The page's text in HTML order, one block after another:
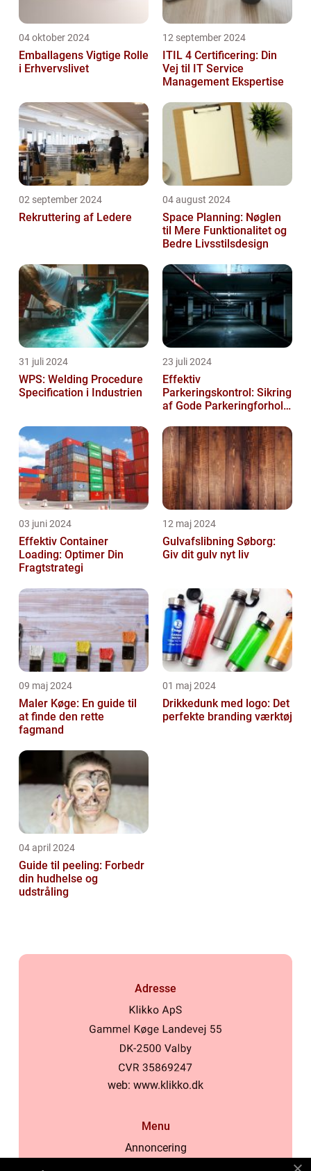
04 oktober 2024
Emballagens Vigtige Rolle
i Erhvervslivet
12 september 2024
ITIL 4 Certificering: Din
Vej til IT Service
Management Ekspertise
02 september 2024
Rekruttering af Ledere
04 august 2024
Space Planning: Nøglen
til Mere Funktionalitet og
Bedre Livsstilsdesign
31 juli 2024
WPS: Welding Procedure
Specification i Industrien
23 juli 2024
Effektiv
Parkeringskontrol: Sikring
af Gode Parkeringforhold
03 juni 2024
Effektiv Container
Loading: Optimer Din
Fragtstrategi
12 maj 2024
Gulvafslibning Søborg:
Giv dit gulv nyt liv
09 maj 2024
Maler Køge: En guide til
at finde den rette
fagmand
01 maj 2024
Drikkedunk med logo: Det
perfekte branding værktøj
04 april 2024
Guide til peeling: Forbedr
din hudhelse og
udstråling
Adresse
web: www.klikko.dk
Menu
Annoncering